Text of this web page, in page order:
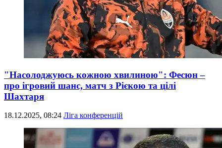
"Насолоджуюсь кожною хвилиною": Фесюн –
про ігровий шанс, матч з Рієкою та цілі
Шахтаря
18.12.2025, 08:24 Ліга конференцій